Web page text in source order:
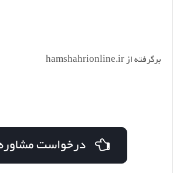
برگرفته از hamshahrionline.ir